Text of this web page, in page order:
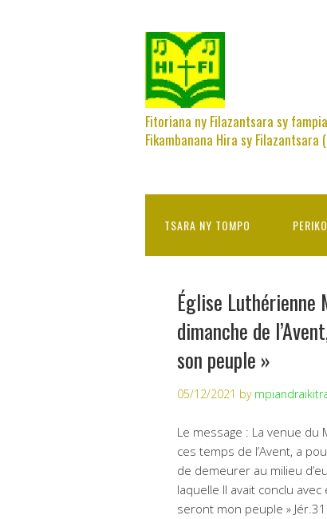
Fitoriana ny Filazantsara sy
Fikambanana Hira sy Filazantsara
TSARA NY TOMPO
Église Luthérienne
dimanche de
son peuple »
05/12/2021 by
Le message : La venue
ces temps de l’Avent, a
de demeurer au milieu
laquelle Il avait conclu
seront mon peuple »